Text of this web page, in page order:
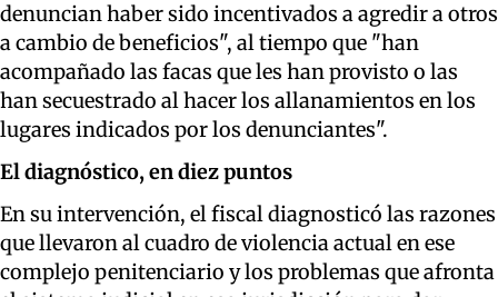
denuncian haber sido incentivados a agredir a otros
a cambio de beneficios", al tiempo que "han
acompañado las facas que les han provisto o las
han secuestrado al hacer los allanamientos en los
lugares indicados por los denunciantes".
El diagnóstico, en diez puntos
En su intervención, el fiscal diagnosticó las razones
que llevaron al cuadro de violencia actual en ese
complejo penitenciario y los problemas que afronta